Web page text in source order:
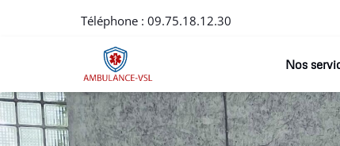
Téléphone : 09.75.18.12.30
Nos